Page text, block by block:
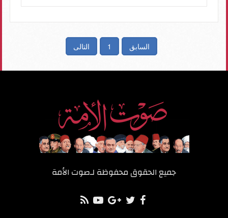
السابق 1 التالى
جميع الحقوق محفوظة لـصوت الأمة